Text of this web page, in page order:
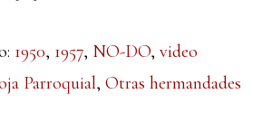
1950, 1957, NO-DO,video
Parroquial,Otras hermandades